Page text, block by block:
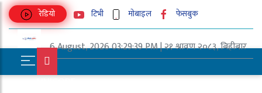
रेडियो टिभी मोबाइल फेसबुक
6 August, 2026 03:29:39 PM | २१ श्रावण २०८३, बिहीबार